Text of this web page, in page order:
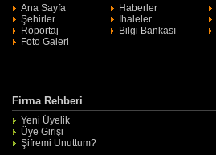
Ana Sayfa Haberler
Şehirler
İhaleler
Röportaj
Bilgi Bankası
Foto Galeri
Firma Rehberi
Yeni Üyelik
Üye Girişi
Şifremi Unuttum?